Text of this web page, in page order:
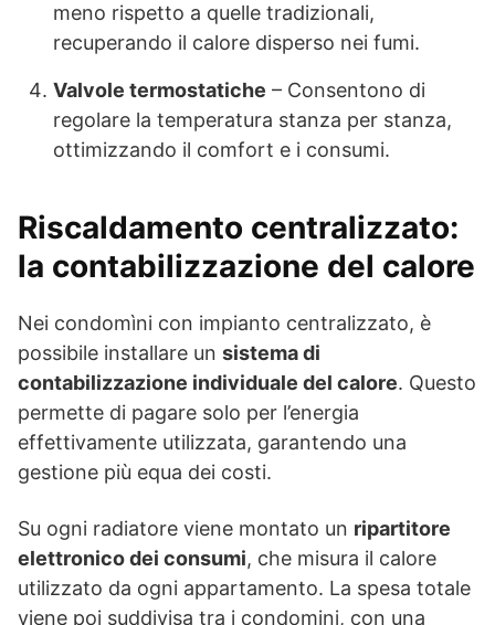
meno rispetto a quelle tradizionali,
recuperando il calore disperso nei fumi.
Valvole termostatiche – Consentono di
regolare la temperatura stanza per stanza,
ottimizzando il comfort e i consumi.
Riscaldamento centralizzato:
la contabilizzazione del calore
Nei condomìni con impianto centralizzato, è
possibile installare un sistema di
contabilizzazione individuale del calore. Questo
permette di pagare solo per l’energia
effettivamente utilizzata, garantendo una
gestione più equa dei costi.
Su ogni radiatore viene montato un ripartitore
elettronico dei consumi, che misura il calore
utilizzato da ogni appartamento. La spesa totale
viene poi suddivisa tra i condomini, con una